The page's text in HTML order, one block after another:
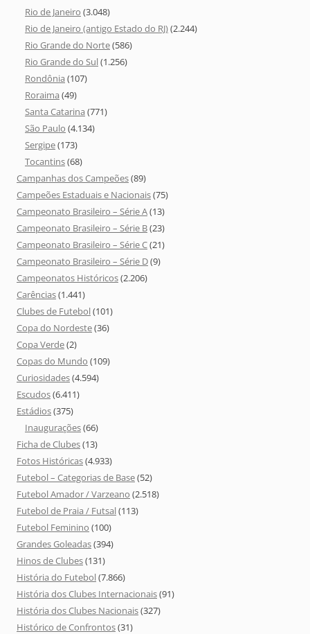
Rio de Janeiro (3.048)
Rio de Janeiro (antigo Estado do RJ)(2.244)
Rio Grande do Norte(586)
Rio Grande do Sul(1.256)
Rondônia (107)
Roraima (49)
Santa Catarina (771)
São Paulo (4.134)
Sergipe(173)
Tocantins(68)
Campanhas dos Campeões(89)
Campeões Estaduais e Nacionais(75)
Campeonato Brasileiro – Série A(13)
Campeonato Brasileiro – Série B(23)
Campeonato Brasileiro – Série C(21)
Campeonato Brasileiro – Série D(9)
Campeonatos Históricos(2.206)
Carências(1.441)
Clubes de Futebol(101)
Copa do Nordeste(36)
Copa Verde(2)
Copas do Mundo (109)
Curiosidades(4.594)
Escudos(6.411)
Estádios(375)
Inaugurações(66)
Ficha de Clubes(13)
Fotos Históricas(4.933)
Futebol – Categorias de Base(52)
Futebol Amador / Varzeano (2.518)
Futebol de Praia / Futsal(113)
Futebol Feminino (100)
Grandes Goleadas(394)
Hinos de Clubes(131)
História do Futebol(7.866)
História dos Clubes Internacionais(91)
História dos Clubes Nacionais(327)
Histórico de Confrontos(31)